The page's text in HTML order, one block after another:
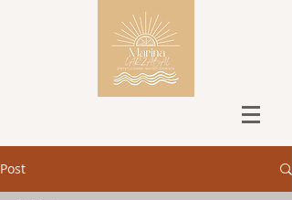
Post